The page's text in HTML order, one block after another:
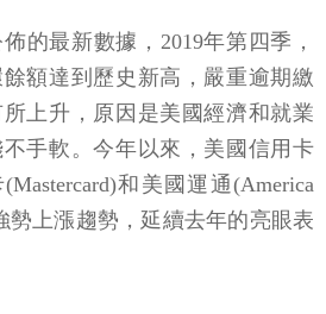
的最新數據，2019年第四季，
額達到歷史新高，嚴重逾期繳
上升，原因是美國經濟和就業
手軟。今年以來，美國信用卡
和美國運通(America
勢上漲趨勢，延續去年的亮眼表